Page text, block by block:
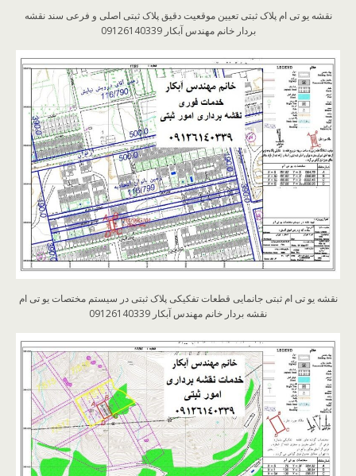
نقشه یو تی ام پلاک ثبتی تعیین موقعیت دقیق پلاک ثبتی اصلی و فرعی سند نقشه
بردار خانم مهندس آبکار 09126140339
نقشه یو تی ام ثبتی جانمایی قطعات تفکیکی پلاک ثبتی در سیستم مختصات یو تی ام
نقشه بردار خانم مهندس آبکار 09126140339